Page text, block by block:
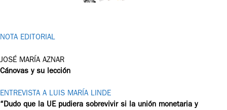
NOTA EDITORIAL
JOSÉ MARÍA AZNAR
Cánovas y su lección
ENTREVISTA A LUIS MARÍA LINDE
“Dudo que la UE pudiera sobrevivir si la unión monetaria y